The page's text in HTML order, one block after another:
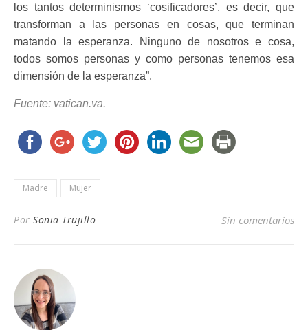
los tantos determinismos ‘cosificadores’, es decir, que
transforman a las personas en cosas, que terminan
matando la esperanza. Ninguno de nosotros e cosa,
todos somos personas y como personas tenemos esa
dimensión de la esperanza”.
Fuente: vatican.va.
Madre Mujer
Por Sonia Trujillo Sin comentarios